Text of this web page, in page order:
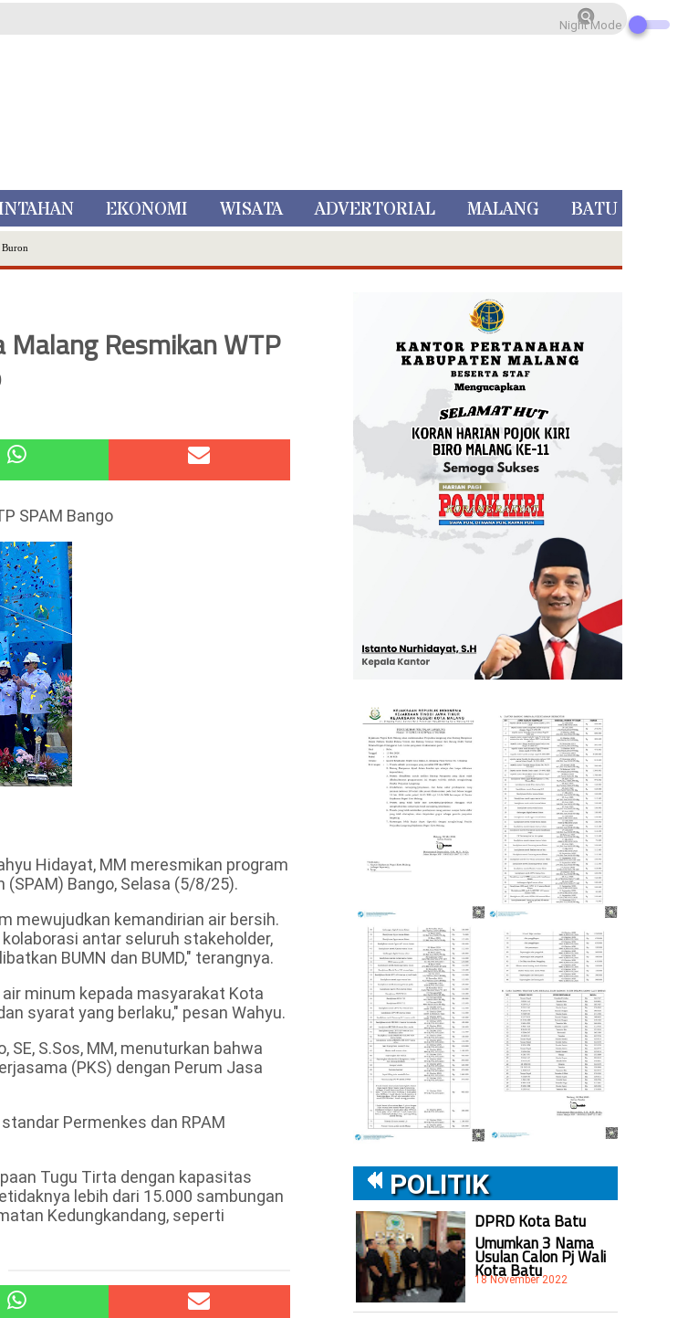
EKONOMI WISATA ADVERTORIAL MALANG BATU
JODA, Usung Filosofi Gelar Sehelai Tikar
(PDPB) TRIWULAN II
Carabao Bistro & Pool Batu HQ Total Hadiah Rp 5 Juta
Ketagihan,Ini Sebabnya
Resmikan WTP
SPAM Bango
Hidayat, MM meresmikan program
Bango, Selasa (5/8/25).
mewujudkan kemandirian air bersih.
antar seluruh stakeholder,
BUMN dan BUMD," terangnya.
minum kepada masyarakat Kota
syarat yang berlaku," pesan Wahyu.
S.Sos, MM, menuturkan bahwa
(PKS) dengan Perum Jasa
Permenkes dan RPAM
Tugu Tirta dengan kapasitas
lebih dari 15.000 sambungan
Kedungkandang, seperti
POLITIK
DPRD Kota Batu
Umumkan 3 Nama
Usulan Calon Pj Wali
Kota Batu
18 November 2022
Night Mode